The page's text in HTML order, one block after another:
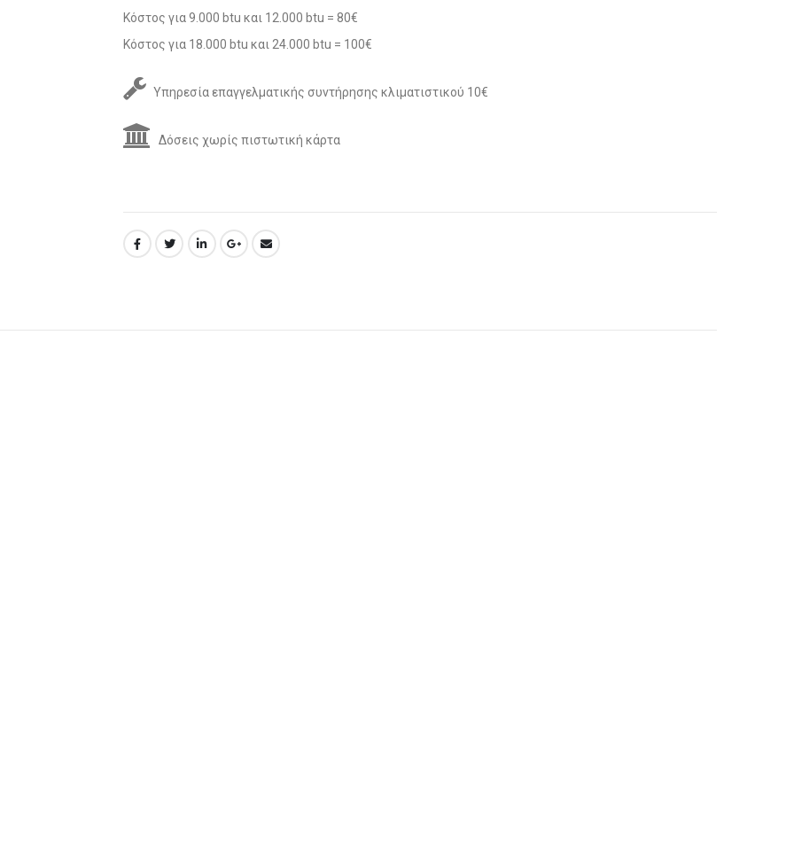
Κόστος για 9.000 btu και 12.000 btu = 80€
Κόστος για 18.000 btu και 24.000 btu = 100€
Υπηρεσία επαγγελματικής συντήρησης κλιματιστικού 10€
Δόσεις χωρίς πιστωτική κάρτα